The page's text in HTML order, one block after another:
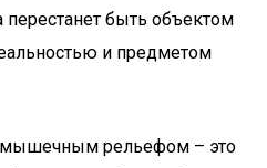
перестанет быть объектом
и предметом
мышечным рельефом – это